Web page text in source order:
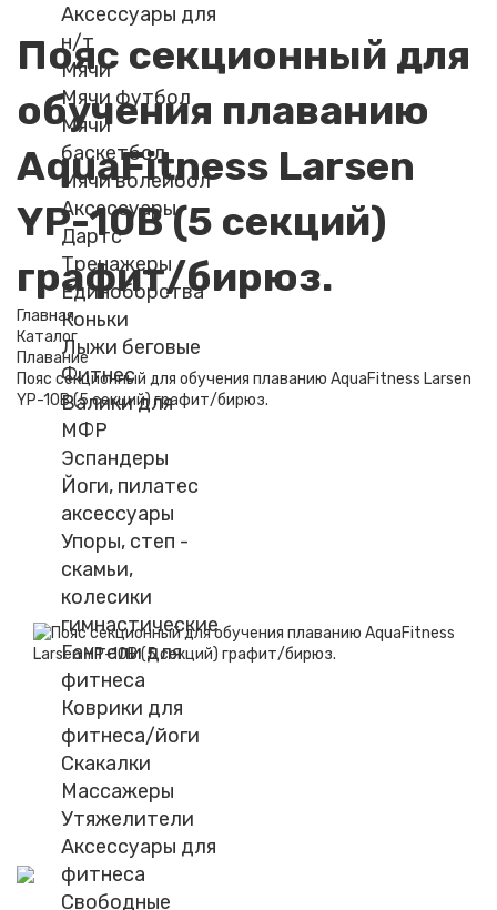
Аксессуары для
н/т
Мячи
Мячи футбол
Мячи
баскетбол
Мячи волейбол
Аксессуары
Дартс
Тренажеры
Единоборства
Коньки
Лыжи беговые
Фитнес
Валики для
МФР
Эспандеры
Йоги, пилатес
аксессуары
Упоры, степ -
скамьи,
колесики
гимнастические
Гантели для
фитнеса
Коврики для
фитнеса/йоги
Скакалки
Массажеры
Утяжелители
Аксессуары для
фитнеса
Свободные
Пояс секционный для
обучения плаванию
AquaFitness Larsen
YP-10B (5 секций)
графит/бирюз.
Главная
Каталог
Плавание
Пояс секционный для обучения плаванию AquaFitness Larsen
YP-10B (5 секций) графит/бирюз.